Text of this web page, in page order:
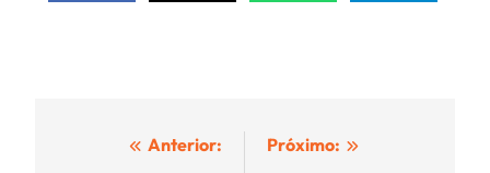
Navegación
Anterior:
Próximo: